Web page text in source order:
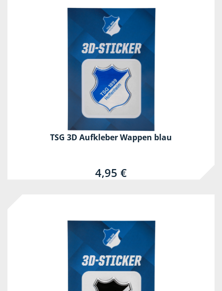
TSG 3D Aufkleber Wappen blau
4,95 €